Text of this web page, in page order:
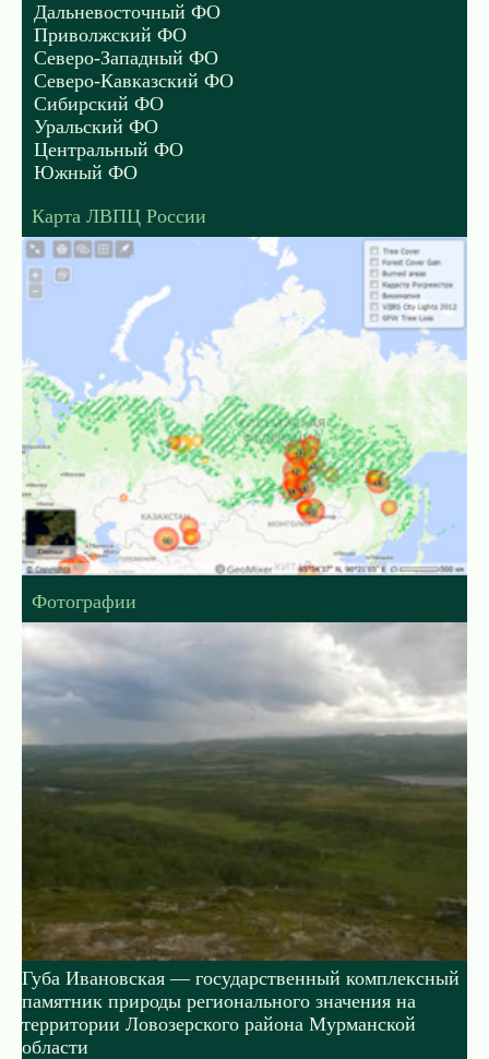
Дальневосточный ФО
Приволжский ФО
Северо-Западный ФО
Северо-Кавказский ФО
Сибирский ФО
Уральский ФО
Центральный ФО
Южный ФО
Карта ЛВПЦ России
Фотографии
Губа Ивановская — государственный комплексный
памятник природы регионального значения на
территории Ловозерского района Мурманской
области